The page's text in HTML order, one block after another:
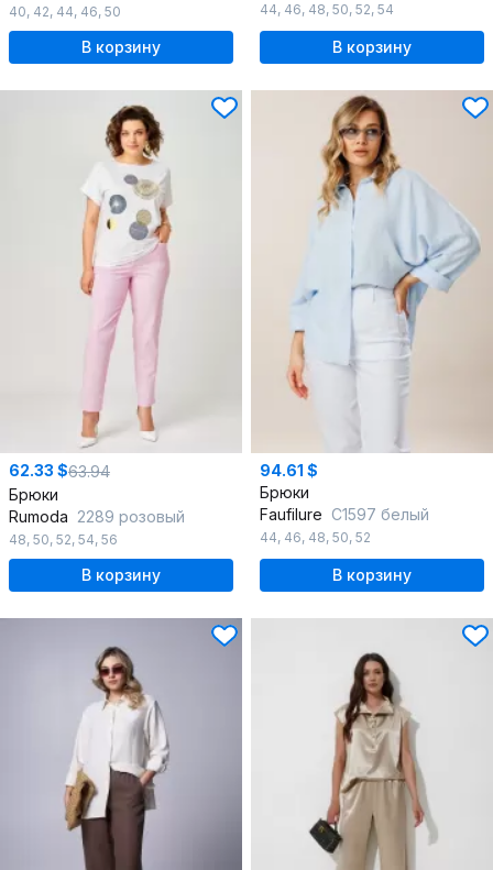
40, 42, 44, 46, 50
В корзину
44, 46, 48, 50, 52, 54
В корзину
62.33 $63.94
Брюки
Rumoda 2289 розовый
48, 50, 52, 54, 56
В корзину
94.61 $
Брюки
Faufilure С1597 белый
44, 46, 48, 50, 52
В корзину